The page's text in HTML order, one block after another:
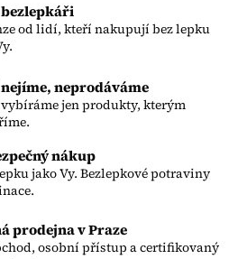
bezlepkáři
od lidí, kteří nakupují bez lepku
nejíme, neprodáváme
jen produkty, kterým
nákup
jako Vy. Bezlepkové potraviny
prodejna v Praze
osobní přístup a certifikovaný